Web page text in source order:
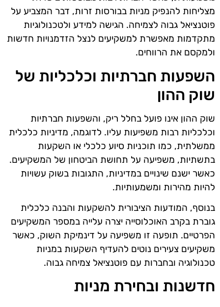
מצליחות להנפיק מניות בבורסות זרות, דבר המצביע על
פוטנציאל גבוה לצמיחה. הגישה למידע ולטכנולוגיות
מתקדמות מאפשרת למשקיעים לנצל הזדמנויות חדשות
ולמקסם את הרווחים.
השפעות חברתיות וכלכליות של
שוק ההון
שוק ההון אינו פועל בחלל ריק, והשפעות חברתיות
וכלכליות רבות משפיעות עליו. לדוגמה, מדיניות כלכלית
ממשלתית, כמו תוכניות סיוע כלכלי או השקעות
בתשתיות, משפיעה על תחושת הביטחון של המשקיעים.
כאשר ישנם שינויים במדיניות, התגובות בשוק עשויות
להיות מהירות ומשמעותיות.
בנוסף, המודעות הציבורית להשקעות והבנה כלכלית
גוברת בקרב האוכלוסייה יצרה עלייה במספר המשקיעים
הפרטיים. תופעה זו משפיעה על דינמיקת השוק, כאשר
משקיעים צעירים נוטים להעדיף השקעות במניות
טכנולוגיה ובחברות עם פוטנציאל צמיחה גבוה.
חדשנות ובחירת מניות